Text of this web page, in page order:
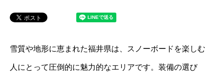
雪質や地形に恵まれた福井県は、スノーボードを楽しむ
人にとって圧倒的に魅力的なエリアです。装備の選び